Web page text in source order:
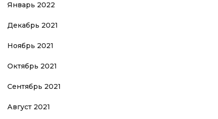
Январь 2022
Декабрь 2021
Ноябрь 2021
Октябрь 2021
Сентябрь 2021
Август 2021